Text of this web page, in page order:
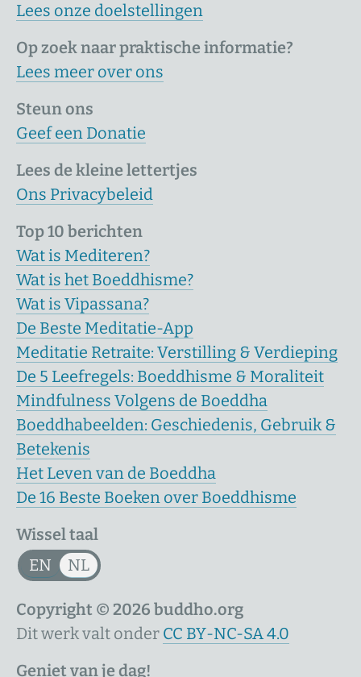
Lees onze doelstellingen
Op zoek naar praktische informatie?
Lees meer over ons
Steun ons
Geef een Donatie
Lees de kleine lettertjes
Ons Privacybeleid
Top 10 berichten
Wat is Mediteren?
Wat is het Boeddhisme?
Wat is Vipassana?
De Beste Meditatie-App
Meditatie Retraite: Verstilling & Verdieping
De 5 Leefregels: Boeddhisme & Moraliteit
Mindfulness Volgens de Boeddha
Boeddhabeelden: Geschiedenis, Gebruik &
Betekenis
Het Leven van de Boeddha
De 16 Beste Boeken over Boeddhisme
Wissel taal
EN
NL
Copyright © 2026 buddho.org
Dit werk valt onder CC BY-NC-SA 4.0
Geniet van je dag!